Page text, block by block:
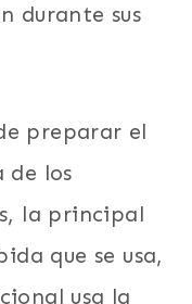
durante sus
preparar el
de los
la principal
que se usa,
usa la